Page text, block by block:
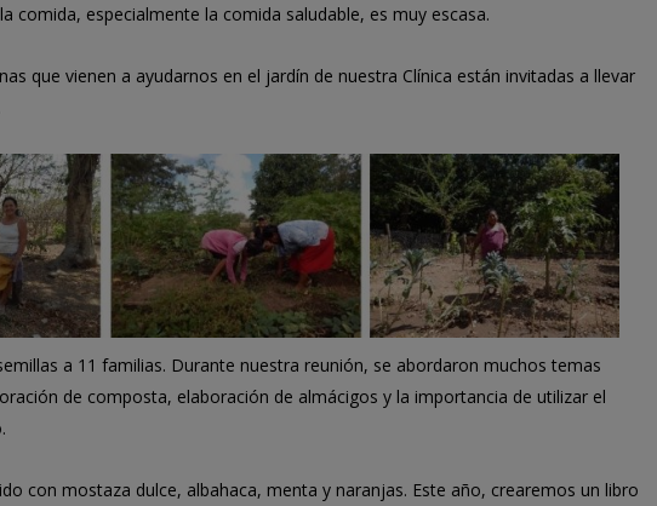
comida, especialmente la comida saludable, es muy escasa.
que vienen a ayudarnos en el jardín de nuestra Clínica están invitadas a llevar
a 11 familias. Durante nuestra reunión, se abordaron muchos temas
de composta, elaboración de almácigos y la importancia de utilizar el
con mostaza dulce, albahaca, menta y naranjas. Este año, crearemos un libro